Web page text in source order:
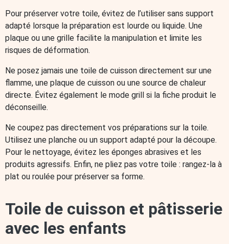
Pour préserver votre toile, évitez de l’utiliser sans support
adapté lorsque la préparation est lourde ou liquide. Une
plaque ou une grille facilite la manipulation et limite les
risques de déformation.
Ne posez jamais une toile de cuisson directement sur une
flamme, une plaque de cuisson ou une source de chaleur
directe. Évitez également le mode grill si la fiche produit le
déconseille.
Ne coupez pas directement vos préparations sur la toile.
Utilisez une planche ou un support adapté pour la découpe.
Pour le nettoyage, évitez les éponges abrasives et les
produits agressifs. Enfin, ne pliez pas votre toile : rangez-la à
plat ou roulée pour préserver sa forme.
Toile de cuisson et pâtisserie
avec les enfants